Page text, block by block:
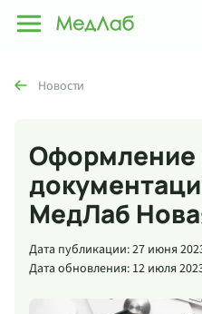
Новости
Оформление
МедЛаб
Дата публикации: 27 июня
Дата обновления: 12 июля